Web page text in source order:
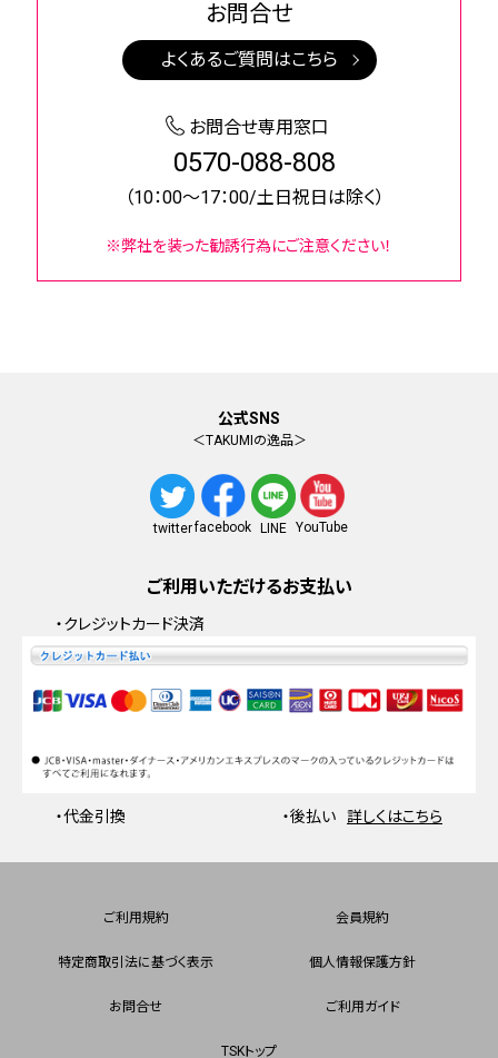
お問合せ
よくあるご質問はこちら
お問合せ専用窓口
0570-088-808
（10：00～17：00/土日祝日は除く）
※弊社を装った勧誘行為にご注意ください！
公式SNS
＜TAKUMIの逸品＞
twitterfacebook LINE YouTube
ご利用いただけるお支払い
・クレジットカード決済
・代金引換 ・後払い 詳しくはこちら
ご利用規約 会員規約
特定商取引法に基づく表示 個人情報保護方針
お問合せ ご利用ガイド
TSKトップ